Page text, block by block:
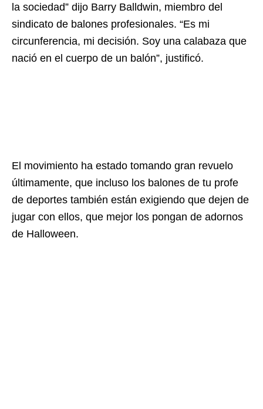
la sociedad” dijo Barry Balldwin, miembro del
sindicato de balones profesionales. “Es mi
circunferencia, mi decisión. Soy una calabaza que
nació en el cuerpo de un balón”, justificó.
El movimiento ha estado tomando gran revuelo
últimamente, que incluso los balones de tu profe
de deportes también están exigiendo que dejen de
jugar con ellos, que mejor los pongan de adornos
de Halloween.